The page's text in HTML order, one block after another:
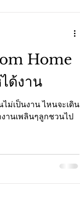
Home
ด้งาน
ม่เป็นงาน ไหนจะเดิน
านเพลินๆลูกชวนไป